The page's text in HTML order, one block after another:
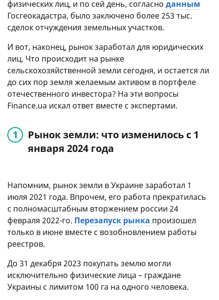
физических лиц, и по сей день, согласно данным
Госгеокадастра, было заключено более 253 тыс.
сделок отчуждения земельных участков.
И вот, наконец, рынок заработал для юридических
лиц. Что происходит на рынке
сельскохозяйственной земли сегодня, и остается ли
до сих пор земля желаемым активом в портфеле
отечественного инвестора? На эти вопросы
Finance.ua искал ответ вместе с экспертами.
Рынок земли: что изменилось с 1
января 2024 года
Напомним, рынок земли в Украине заработал 1
июля 2021 года. Впрочем, его работа прекратилась
с полномасштабным вторжением россии 24
февраля 2022-го. Перезапуск рынка произошел
только в июне вместе с возобновлением работы
реестров.
До 31 декабря 2023 покупать землю могли
исключительно физические лица – граждане
Украины с лимитом 100 га на одного человека.